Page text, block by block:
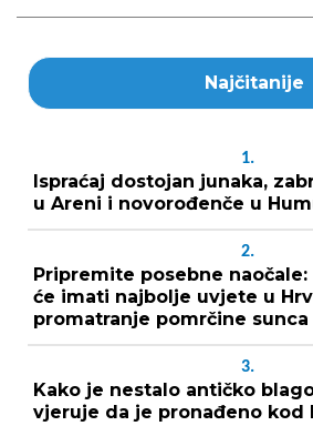
Najčitanije
1.
Ispraćaj dostojan junaka,
u Areni i novorođenče u
2.
Pripremite posebne naočale:
će imati najbolje uvjete u
promatranje pomrčine sunca
3.
Kako je nestalo antičko
vjeruje da je pronađeno kod